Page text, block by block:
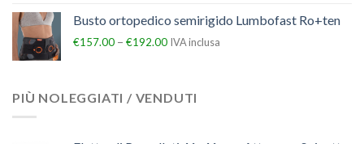
Busto ortopedico semirigido Lumbofast Ro+ten
€157.00 – €192.00 IVA inclusa
PIÙ NOLEGGIATI / VENDUTI